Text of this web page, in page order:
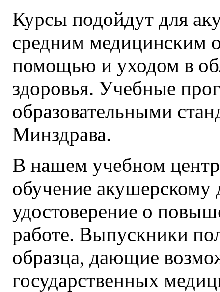
Курсы подойдут для
средним медицинским
помощью и уходом в
здоровья. Учебные
образовательными
Минздрава.
В нашем учебном
обучение акушерскому
удостоверение о
работе. Выпускники
образца, дающие
государственных